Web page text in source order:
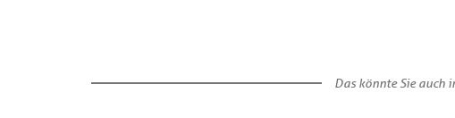
Das könnte Sie auch